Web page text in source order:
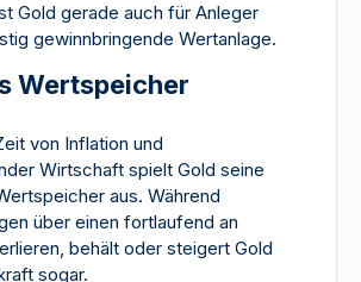
Gold gerade auch für Anleger
gewinnbringende Wertanlage.
Wertspeicher
von Inflation und
Wirtschaft spielt Gold seine
aus. Während
über einen fortlaufend an
behält oder steigert Gold
sogar.